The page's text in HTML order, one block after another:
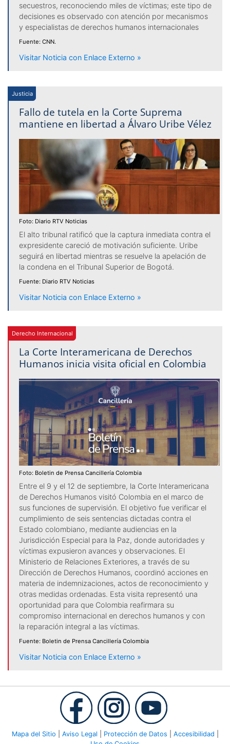
secuestros, reconociendo miles de víctimas; este tipo de
decisiones es observado con atención por mecanismos
y especialistas de derechos humanos internacionales
Fuente: CNN.
Visitar Noticia con Enlace Externo »
Justicia
Fallo de tutela en la Corte Suprema
mantiene en libertad a Álvaro Uribe Vélez
Foto: Diario RTV Noticias
El alto tribunal ratificó que la captura inmediata contra el
expresidente careció de motivación suficiente. Uribe
seguirá en libertad mientras se resuelve la apelación de
la condena en el Tribunal Superior de Bogotá.
Fuente: Diario RTV Noticias
Visitar Noticia con Enlace Externo »
Derecho Internacional
La Corte Interamericana de Derechos
Humanos inicia visita oficial en Colombia
Foto: Boletin de Prensa Cancillería Colombia
Entre el 9 y el 12 de septiembre, la Corte Interamericana
de Derechos Humanos visitó Colombia en el marco de
sus funciones de supervisión. El objetivo fue verificar el
cumplimiento de seis sentencias dictadas contra el
Estado colombiano, mediante audiencias en la
Jurisdicción Especial para la Paz, donde autoridades y
víctimas expusieron avances y observaciones. El
Ministerio de Relaciones Exteriores, a través de su
Dirección de Derechos Humanos, coordinó acciones en
materia de indemnizaciones, actos de reconocimiento y
otras medidas ordenadas. Esta visita representó una
oportunidad para que Colombia reafirmara su
compromiso internacional en derechos humanos y con
la reparación integral a las víctimas.
Fuente: Boletin de Prensa Cancillería Colombia
Visitar Noticia con Enlace Externo »
Mapa del Sitio Aviso Legal Protección de Datos Accesibilidad